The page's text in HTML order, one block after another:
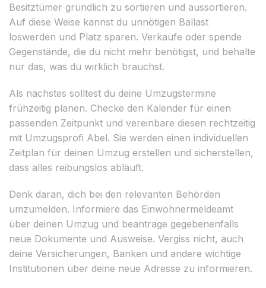
Besitztümer gründlich zu sortieren und aussortieren.
Auf diese Weise kannst du unnötigen Ballast
loswerden und Platz sparen. Verkaufe oder spende
Gegenstände, die du nicht mehr benötigst, und behalte
nur das, was du wirklich brauchst.
Als nächstes solltest du deine Umzugstermine
frühzeitig planen. Checke den Kalender für einen
passenden Zeitpunkt und vereinbare diesen rechtzeitig
mit Umzugsprofi Abel. Sie werden einen individuellen
Zeitplan für deinen Umzug erstellen und sicherstellen,
dass alles reibungslos abläuft.
Denk daran, dich bei den relevanten Behörden
umzumelden. Informiere das Einwohnermeldeamt
über deinen Umzug und beantrage gegebenenfalls
neue Dokumente und Ausweise. Vergiss nicht, auch
deine Versicherungen, Banken und andere wichtige
Institutionen über deine neue Adresse zu informieren.